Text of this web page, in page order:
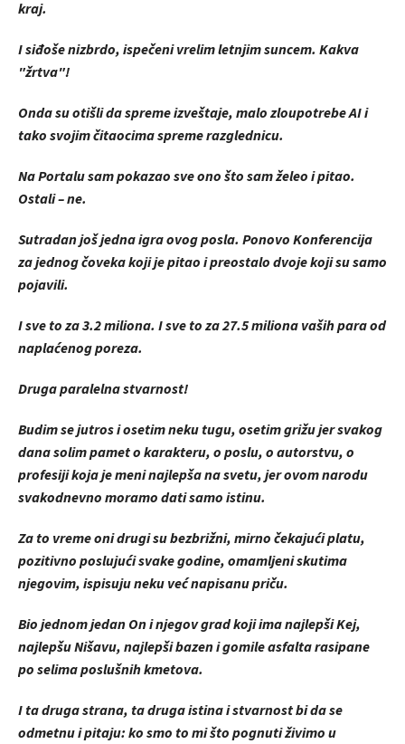
kraj.
I siđoše nizbrdo, ispečeni vrelim letnjim suncem. Kakva
"žrtva"!
Onda su otišli da spreme izveštaje, malo zloupotrebe AI i
tako svojim čitaocima spreme razglednicu.
Na Portalu sam pokazao sve ono što sam želeo i pitao.
Ostali – ne.
Sutradan još jedna igra ovog posla. Ponovo Konferencija
za jednog čoveka koji je pitao i preostalo dvoje koji su samo
pojavili.
I sve to za 3.2 miliona. I sve to za 27.5 miliona vaših para od
naplaćenog poreza.
Druga paralelna stvarnost!
Budim se jutros i osetim neku tugu, osetim grižu jer svakog
dana solim pamet o karakteru, o poslu, o autorstvu, o
profesiji koja je meni najlepša na svetu, jer ovom narodu
svakodnevno moramo dati samo istinu.
Za to vreme oni drugi su bezbrižni, mirno čekajući platu,
pozitivno poslujući svake godine, omamljeni skutima
njegovim, ispisuju neku već napisanu priču.
Bio jednom jedan On i njegov grad koji ima najlepši Kej,
najlepšu Nišavu, najlepši bazen i gomile asfalta rasipane
po selima poslušnih kmetova.
I ta druga strana, ta druga istina i stvarnost bi da se
odmetnu i pitaju: ko smo to mi što pognuti živimo u